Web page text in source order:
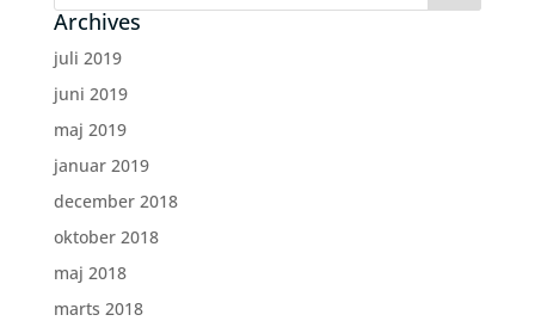
Archives
juli 2019
juni 2019
maj 2019
januar 2019
december 2018
oktober 2018
maj 2018
marts 2018